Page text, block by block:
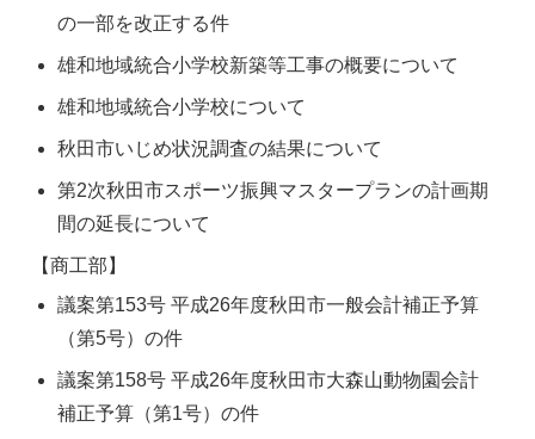
の一部を改正する件
雄和地域統合小学校新築等工事の概要について
雄和地域統合小学校について
秋田市いじめ状況調査の結果について
第2次秋田市スポーツ振興マスタープランの計画期
間の延長について
【商工部】
議案第153号 平成26年度秋田市一般会計補正予算
（第5号）の件
議案第158号 平成26年度秋田市大森山動物園会計
補正予算（第1号）の件